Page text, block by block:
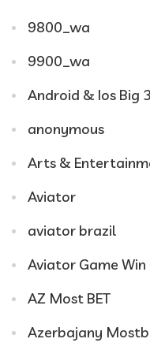
9800_wa
9900_wa
Android & Ios Big
anonymous
Arts &
Aviator
aviator brazil
Aviator Game
AZ Most BET
Azerbajany